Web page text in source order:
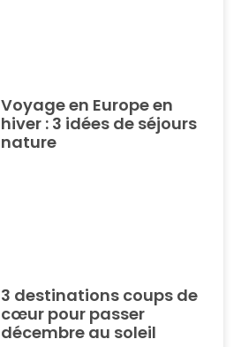
Voyage en Europe en
hiver : 3 idées de séjours
nature
3 destinations coups de
cœur pour passer
décembre au soleil